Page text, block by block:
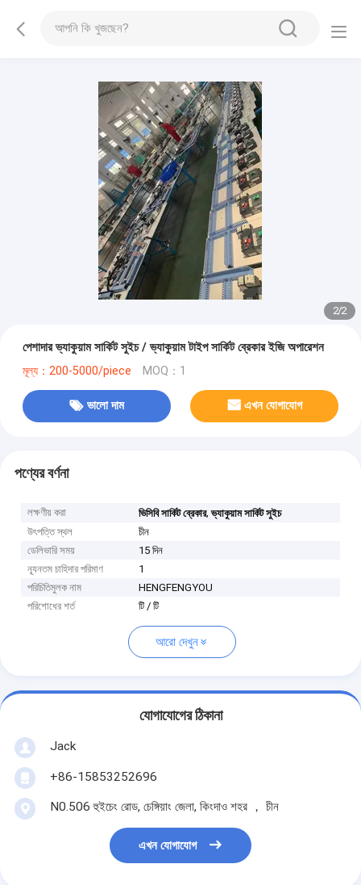
2/2
পেশাদার ভ্যাকুয়াম সার্কিট সুইচ / ভ্যাকুয়াম টাইপ সার্কিট ব্রেকার ইজি অপারেশন
মূল্য：200-5000/piece MOQ：1
ভালো দাম এখন যোগাযোগ
পণ্যের বর্ণনা
লক্ষণীয় করা ভিসিবি সার্কিট ব্রেকার,ভ্যাকুয়াম সার্কিট সুইচ
উৎপত্তি স্থল
চীন
ডেলিভারি সময়
15 দিন
ন্যূনতম চাহিদার পরিমাণ
1
পরিচিতিমুলক নাম
HENGFENGYOU
পরিশোধের শর্ত
টি / টি
আরো দেখুন
যোগাযোগের ঠিকানা
Jack
+86-15853252696
N0.506 হুইচেং রোড, চেঙ্গিয়াং জেলা, কিংদাও শহর ， চীন
এখন যোগাযোগ